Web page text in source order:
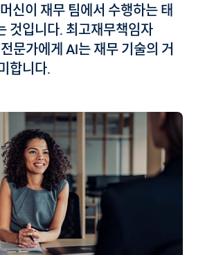
전문가 상담
신이 재무 팀에서 수행하는 태
것입니다. 최고재무책임자
문가에게 AI는 재무 기술의 거
합니다.